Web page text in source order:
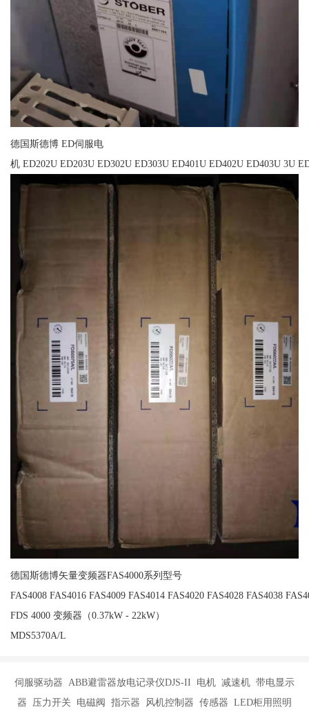
德国斯德博 ED伺服电
机 ED202U ED203U ED302U ED303U ED401U ED402U ED403U 3U
德国斯德博矢量变频器FAS4000系列型号
FAS4008 FAS4016 FAS4009 FAS4014 FAS4020 FAS4028 FAS4038
FDS 4000 变频器（0.37kW - 22kW）
MDS5370A/L
伺服驱动器 ABB避雷器放电记录仪DJS-II 电机 减速机 带电显示
器 压力开关 电磁阀 指示器 风机控制器 传感器 LED柜用照明